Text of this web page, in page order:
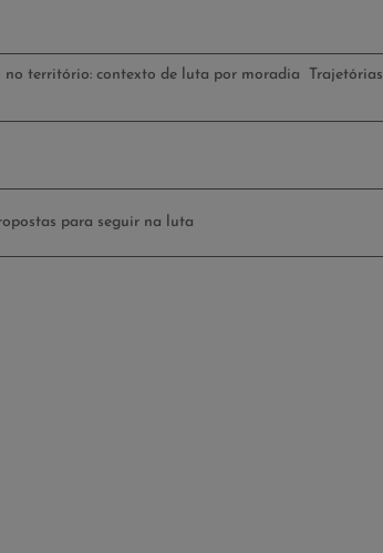
no território: contexto de luta por moradia
para seguir na luta